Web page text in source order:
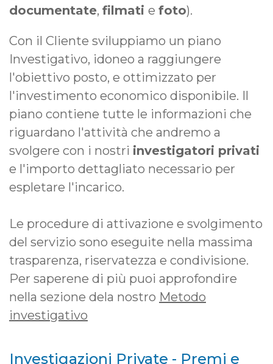
documentate, filmati e foto).
Con il Cliente sviluppiamo un piano
Investigativo, idoneo a raggiungere
l'obiettivo posto, e ottimizzato per
l'investimento economico disponibile. Il
piano contiene tutte le informazioni che
riguardano l'attività che andremo a
svolgere con i nostri investigatori privati
e l'importo dettagliato necessario per
espletare l'incarico.
Le procedure di attivazione e svolgimento
del servizio sono eseguite nella massima
trasparenza, riservatezza e condivisione.
Per saperene di più puoi approfondire
nella sezione dela nostro Metodo
investigativo
Investigazioni Private - Premi e